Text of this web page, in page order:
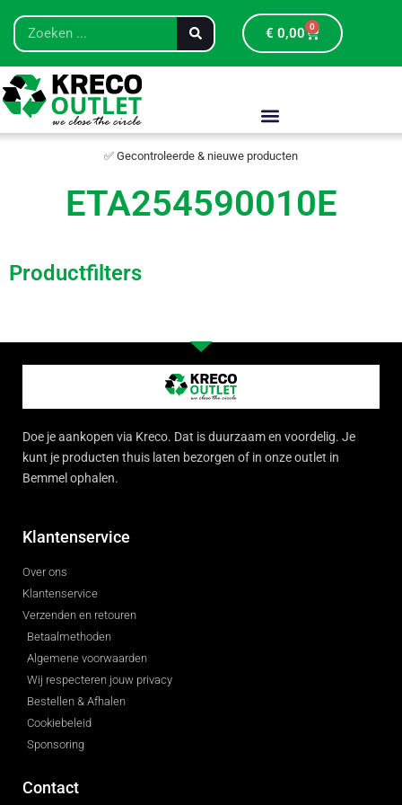
€ 0,00 0
✅ Gecontroleerde & nieuwe producten
ETA254590010E
Productfilters
Doe je aankopen via Kreco. Dat is duurzaam en voordelig. Je
kunt je producten thuis laten bezorgen of in onze outlet in
Bemmel ophalen.
Klantenservice
Over ons
Klantenservice
Verzenden en retouren
Betaalmethoden
Algemene voorwaarden
Wij respecteren jouw privacy
Bestellen & Afhalen
Cookiebeleid
Sponsoring
Contact